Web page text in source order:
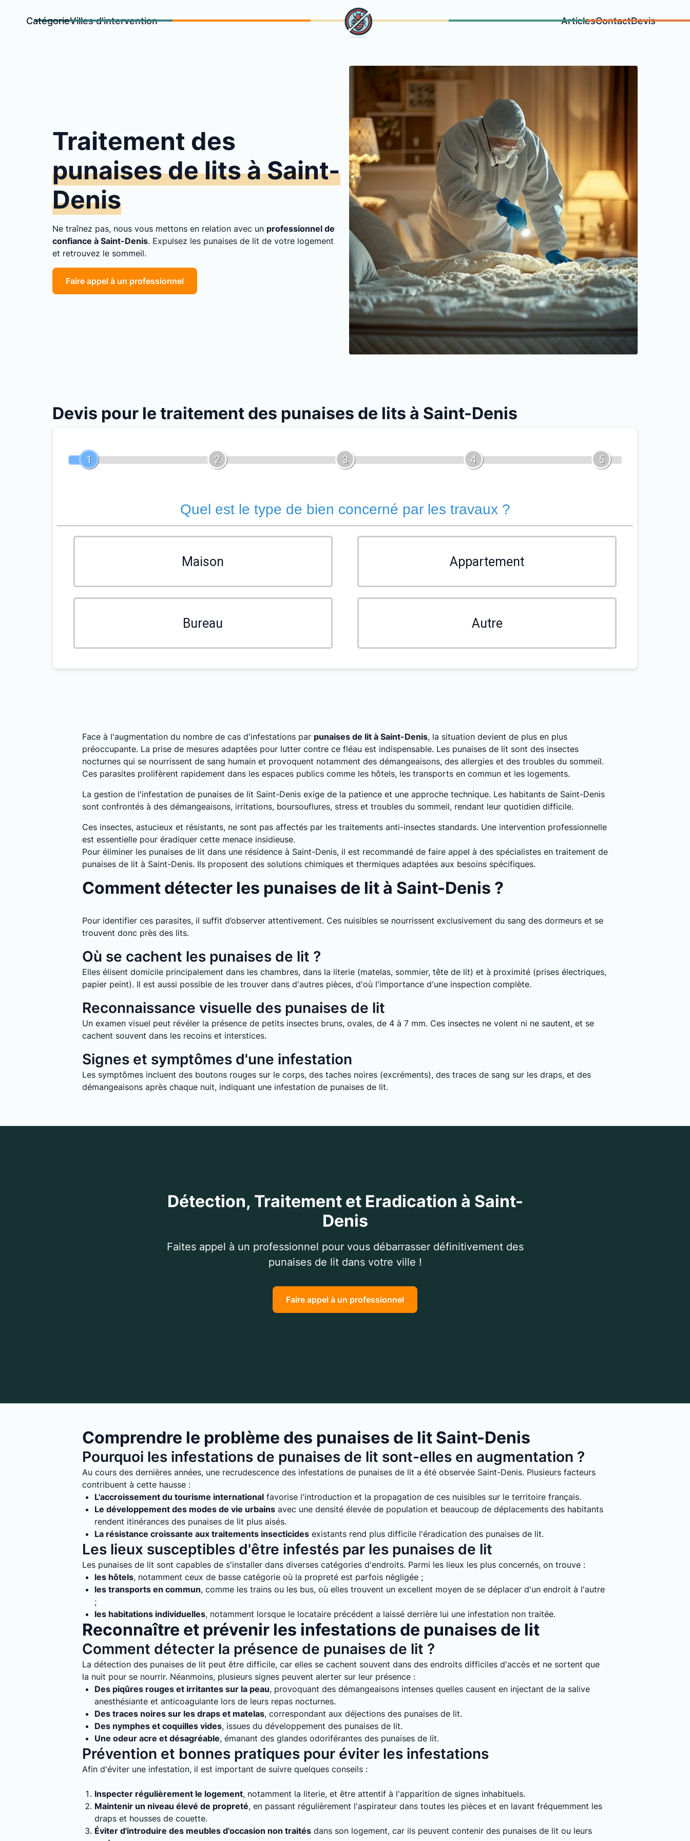
CatégorieVilles d'intervention ArticlesContactDevis
Traitement des
punaises de lits à Saint-
Denis
Ne traînez pas, nous vous mettons en relation avec un professionnel de
confiance à Saint-Denis. Expulsez les punaises de lit de votre logement
et retrouvez le sommeil.
Faire appel à un professionnel
Devis pour le traitement des punaises de lits à Saint-Denis
1 2 3 4 5
Quel est le type de bien concerné par les travaux ?
Maison Appartement
Bureau Autre
Face à l'augmentation du nombre de cas d'infestations par punaises de lit à Saint-Denis, la situation devient de plus en plus
préoccupante. La prise de mesures adaptées pour lutter contre ce fléau est indispensable. Les punaises de lit sont des insectes
nocturnes qui se nourrissent de sang humain et provoquent notamment des démangeaisons, des allergies et des troubles du sommeil.
Ces parasites prolifèrent rapidement dans les espaces publics comme les hôtels, les transports en commun et les logements.
La gestion de l'infestation de punaises de lit Saint-Denis exige de la patience et une approche technique. Les habitants de Saint-Denis
sont confrontés à des démangeaisons, irritations, boursouflures, stress et troubles du sommeil, rendant leur quotidien difficile.
Ces insectes, astucieux et résistants, ne sont pas affectés par les traitements anti-insectes standards. Une intervention professionnelle
est essentielle pour éradiquer cette menace insidieuse.
Pour éliminer les punaises de lit dans une résidence à Saint-Denis, il est recommandé de faire appel à des spécialistes en traitement de
punaises de lit à Saint-Denis. Ils proposent des solutions chimiques et thermiques adaptées aux besoins spécifiques.
Comment détecter les punaises de lit à Saint-Denis ?
Pour identifier ces parasites, il suffit d’observer attentivement. Ces nuisibles se nourrissent exclusivement du sang des dormeurs et se
trouvent donc près des lits.
Où se cachent les punaises de lit ?
Elles élisent domicile principalement dans les chambres, dans la literie (matelas, sommier, tête de lit) et à proximité (prises électriques,
papier peint). Il est aussi possible de les trouver dans d'autres pièces, d'où l'importance d'une inspection complète.
Reconnaissance visuelle des punaises de lit
Un examen visuel peut révéler la présence de petits insectes bruns, ovales, de 4 à 7 mm. Ces insectes ne volent ni ne sautent, et se
cachent souvent dans les recoins et interstices.
Signes et symptômes d'une infestation
Les symptômes incluent des boutons rouges sur le corps, des taches noires (excréments), des traces de sang sur les draps, et des
démangeaisons après chaque nuit, indiquant une infestation de punaises de lit.
Détection, Traitement et Eradication à Saint-
Denis
Faites appel à un professionnel pour vous débarrasser définitivement des
punaises de lit dans votre ville !
Faire appel à un professionnel
Comprendre le problème des punaises de lit Saint-Denis
Pourquoi les infestations de punaises de lit sont-elles en augmentation ?
Au cours des dernières années, une recrudescence des infestations de punaises de lit a été observée Saint-Denis. Plusieurs facteurs
contribuent à cette hausse :
L'accroissement du tourisme international favorise l'introduction et la propagation de ces nuisibles sur le territoire français.
Le développement des modes de vie urbains avec une densité élevée de population et beaucoup de déplacements des habitants
rendent itinérances des punaises de lit plus aisés.
La résistance croissante aux traitements insecticides existants rend plus difficile l'éradication des punaises de lit.
Les lieux susceptibles d'être infestés par les punaises de lit
Les punaises de lit sont capables de s'installer dans diverses catégories d'endroits. Parmi les lieux les plus concernés, on trouve :
les hôtels, notamment ceux de basse catégorie où la propreté est parfois négligée ;
les transports en commun, comme les trains ou les bus, où elles trouvent un excellent moyen de se déplacer d'un endroit à l'autre
;
les habitations individuelles, notamment lorsque le locataire précédent a laissé derrière lui une infestation non traitée.
Reconnaître et prévenir les infestations de punaises de lit
Comment détecter la présence de punaises de lit ?
La détection des punaises de lit peut être difficile, car elles se cachent souvent dans des endroits difficiles d'accès et ne sortent que
la nuit pour se nourrir. Néanmoins, plusieurs signes peuvent alerter sur leur présence :
Des piqûres rouges et irritantes sur la peau, provoquant des démangeaisons intenses quelles causent en injectant de la salive
anesthésiante et anticoagulante lors de leurs repas nocturnes.
Des traces noires sur les draps et matelas, correspondant aux déjections des punaises de lit.
Des nymphes et coquilles vides, issues du développement des punaises de lit.
Une odeur acre et désagréable, émanant des glandes odoriférantes des punaises de lit.
Prévention et bonnes pratiques pour éviter les infestations
Afin d'éviter une infestation, il est important de suivre quelques conseils :
Inspecter régulièrement le logement, notamment la literie, et être attentif à l'apparition de signes inhabituels.
Maintenir un niveau élevé de propreté, en passant régulièrement l'aspirateur dans toutes les pièces et en lavant fréquemment les
draps et housses de couette.
Éviter d'introduire des meubles d'occasion non traités dans son logement, car ils peuvent contenir des punaises de lit ou leurs